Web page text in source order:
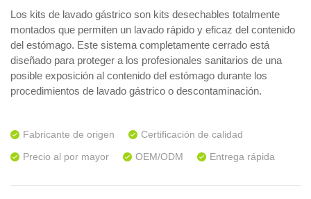
Los kits de lavado gástrico son kits desechables totalmente
montados que permiten un lavado rápido y eficaz del contenido
del estómago. Este sistema completamente cerrado está
diseñado para proteger a los profesionales sanitarios de una
posible exposición al contenido del estómago durante los
procedimientos de lavado gástrico o descontaminación.
Fabricante de origen
Certificación de calidad
Precio al por mayor
OEM/ODM Entrega rápida